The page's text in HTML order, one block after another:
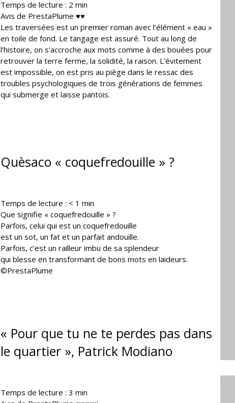
Temps de lecture : 2 min
Avis de PrestaPlume ♥♥
Les traversées est un premier roman avec l’élément « eau »
en toile de fond. Le tangage est assuré. Tout au long de
l’histoire, on s’accroche aux mots comme à des bouées pour
retrouver la terre ferme, la solidité, la raison. L’évitement
est impossible, on est pris au piège dans le ressac des
troubles psychologiques de trois générations de femmes
qui submerge et laisse pantois.
Quèsaco « coquefredouille » ?
Temps de lecture : < 1 min
Que signifie « coquefredouille » ?
Parfois, celui qui est un coquefredouille
est un sot, un fat et un parfait andouille.
Parfois, c’est un railleur imbu de sa splendeur
qui blesse en transformant de bons mots en laideurs.
©PrestaPlume
« Pour que tu ne te perdes pas dans
le quartier », Patrick Modiano
Temps de lecture :3 min